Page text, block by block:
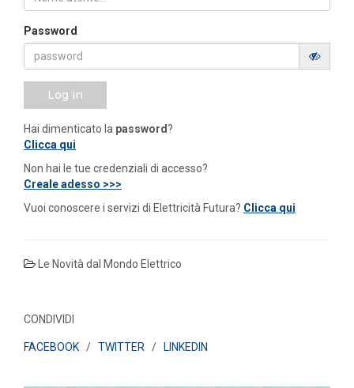
Password
Log in
Hai dimenticato la password ?
Clicca qui
Non hai le tue credenziali di accesso?
Creale adesso >>>
Vuoi conoscere i servizi di Elettricità Futura? Clicca qui
Le Novità dal Mondo Elettrico
CONDIVIDI
FACEBOOK / TWITTER / LINKEDIN